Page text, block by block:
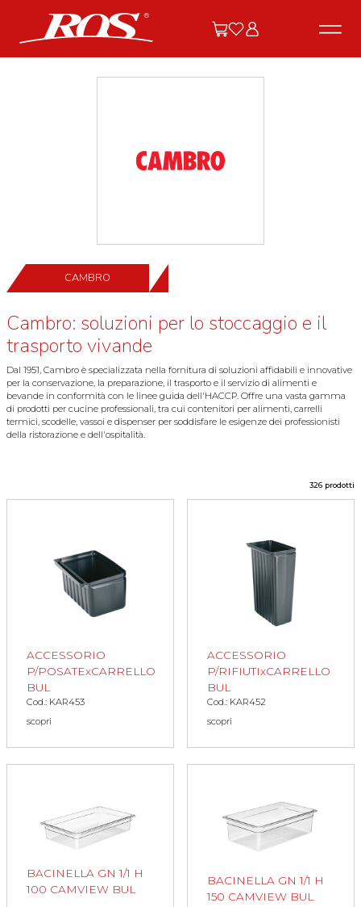
CAMBRO
Cambro: soluzioni per lo stoccaggio e il
trasporto vivande
Dal 1951, Cambro è specializzata nella fornitura di soluzioni affidabili e innovative
per la conservazione, la preparazione, il trasporto e il servizio di alimenti e
bevande in conformità con le linee guida dell'HACCP. Offre una vasta gamma
di prodotti per cucine professionali, tra cui contenitori per alimenti, carrelli
termici, scodelle, vassoi e dispenser per soddisfare le esigenze dei professionisti
della ristorazione e dell'ospitalità.
326 prodotti
ACCESSORIO
P/POSATExCARRELLO
BUL
Cod.: KAR453
scopri
ACCESSORIO
P/RIFIUTIxCARRELLO
BUL
Cod.: KAR452
scopri
BACINELLA GN 1/1 H
100 CAMVIEW BUL
BACINELLA GN 1/1 H
150 CAMVIEW BUL